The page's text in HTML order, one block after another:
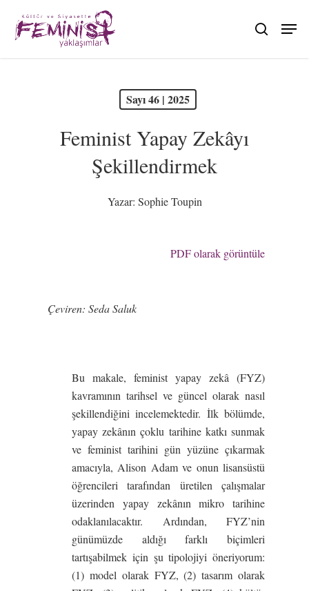
main
search
Sayı 46 | 2025
Feminist Yapay Zekâyı
Şekillendirmek
Yazar: Sophie Toupin
PDF olarak görüntüle
Çeviren: Seda Saluk
Bu makale, feminist yapay zekâ (FYZ)
kavramının tarihsel ve güncel olarak nasıl
şekillendiğini incelemektedir. İlk bölümde,
yapay zekânın çoklu tarihine katkı sunmak
ve feminist tarihini gün yüzüne çıkarmak
amacıyla, Alison Adam ve onun lisansüstü
öğrencileri tarafından üretilen çalışmalar
üzerinden yapay zekânın mikro tarihine
odaklanılacaktır. Ardından, FYZ’nin
günümüzde aldığı farklı biçimleri
tartışabilmek için şu tipolojiyi öneriyorum:
(1) model olarak FYZ, (2) tasarım olarak